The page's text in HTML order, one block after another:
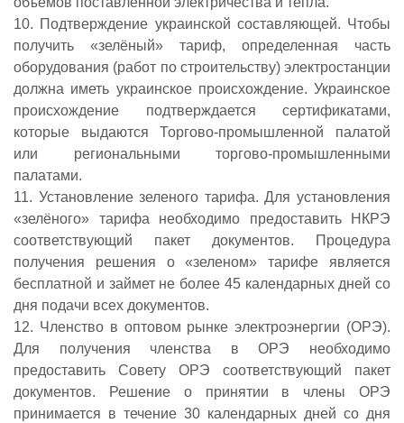
10. Подтверждение украинской составляющей. Чтобы
получить «зелёный» тариф, определенная часть
оборудования (работ по строительству) электростанции
должна иметь украинское происхождение. Украинское
происхождение подтверждается сертификатами,
которые выдаются Торгово-промышленной палатой
или региональными торгово-промышленными
палатами.
11. Установление зеленого тарифа. Для установления
«зелёного» тарифа необходимо предоставить НКРЭ
соответствующий пакет документов. Процедура
получения решения о «зеленом» тарифе является
бесплатной и займет не более 45 календарных дней со
дня подачи всех документов.
12. Членство в оптовом рынке электроэнергии (ОРЭ).
Для получения членства в ОРЭ необходимо
предоставить Совету ОРЭ соответствующий пакет
документов. Решение о принятии в члены ОРЭ
принимается в течение 30 календарных дней со дня